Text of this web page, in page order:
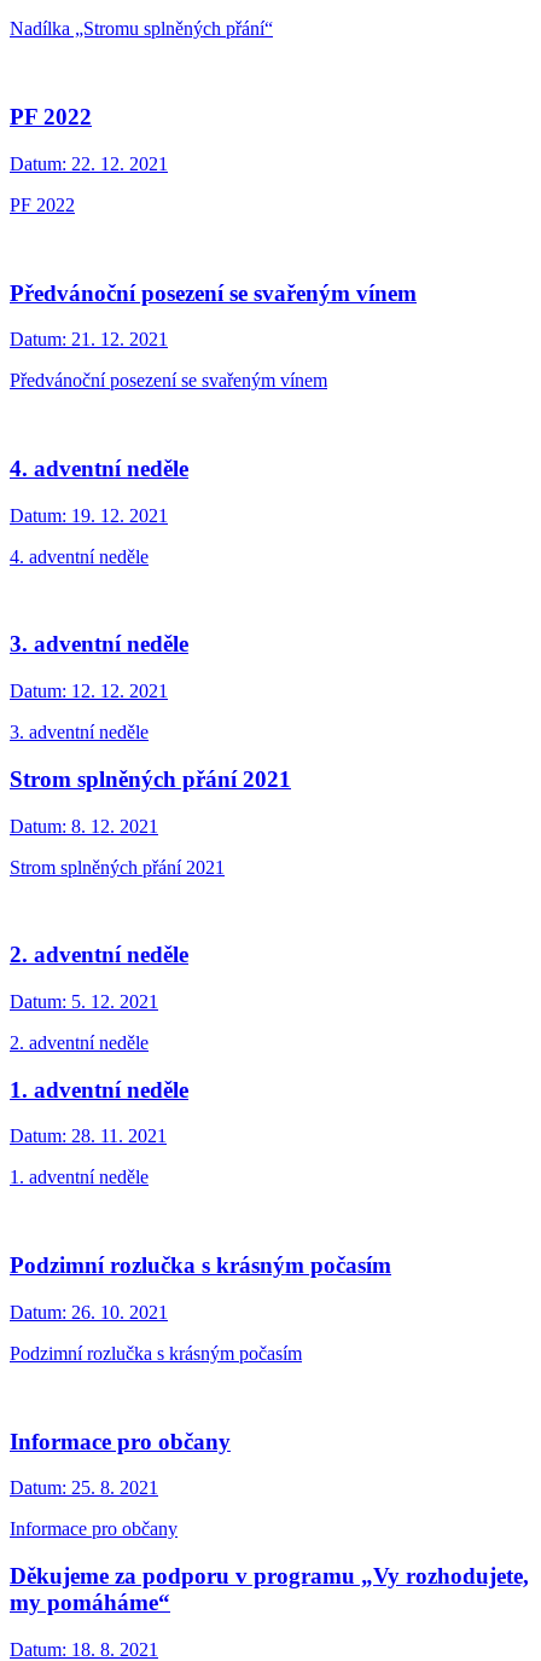
Nadílka „Stromu splněných přání“
PF 2022
Datum: 22. 12. 2021
PF 2022
Předvánoční posezení se svařeným vínem
Datum: 21. 12. 2021
Předvánoční posezení se svařeným vínem
4. adventní neděle
Datum: 19. 12. 2021
4. adventní neděle
3. adventní neděle
Datum: 12. 12. 2021
3. adventní neděle
Strom splněných přání 2021
Datum: 8. 12. 2021
Strom splněných přání 2021
2. adventní neděle
Datum: 5. 12. 2021
2. adventní neděle
1. adventní neděle
Datum: 28. 11. 2021
1. adventní neděle
Podzimní rozlučka s krásným počasím
Datum: 26. 10. 2021
Podzimní rozlučka s krásným počasím
Informace pro občany
Datum: 25. 8. 2021
Informace pro občany
Děkujeme za podporu v programu „Vy rozhodujete,
my pomáháme“
Datum: 18. 8. 2021